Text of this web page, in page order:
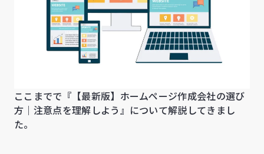
ここまでで『【最新版】ホームページ作成会社の選び
方｜注意点を理解しよう』について解説してきまし
た。